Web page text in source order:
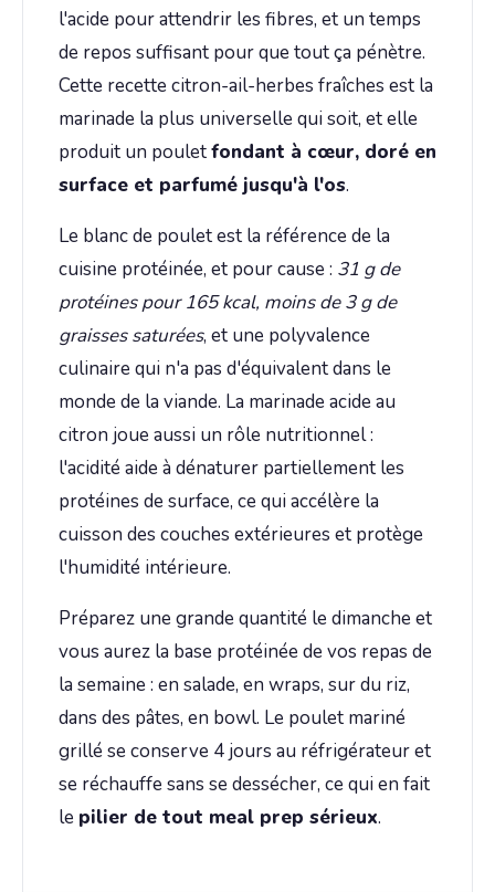
l'acide pour attendrir les fibres, et un temps
de repos suffisant pour que tout ça pénètre.
Cette recette citron-ail-herbes fraîches est la
marinade la plus universelle qui soit, et elle
produit un pouletfondant à cœur, doré en
surface et parfumé jusqu'à l'os.
Le blanc de poulet est la référence de la
cuisine protéinée, et pour cause : 31 g de
protéines pour 165 kcal, moins de 3 g de
graisses saturées, et une polyvalence
culinaire qui n'a pas d'équivalent dans le
monde de la viande. La marinade acide au
citron joue aussi un rôle nutritionnel :
l'acidité aide à dénaturer partiellement les
protéines de surface, ce qui accélère la
cuisson des couches extérieures et protège
l'humidité intérieure.
Préparez une grande quantité le dimanche et
vous aurez la base protéinée de vos repas de
la semaine : en salade, en wraps, sur du riz,
dans des pâtes, en bowl. Le poulet mariné
grillé se conserve 4 jours au réfrigérateur et
se réchauffe sans se dessécher, ce qui en fait
le pilier de tout meal prep sérieux.